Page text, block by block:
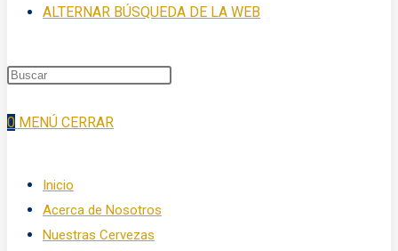
ALTERNAR BÚSQUEDA DE LA WEB
0 MENÚ CERRAR
Inicio
Acerca de Nosotros
Nuestras Cervezas